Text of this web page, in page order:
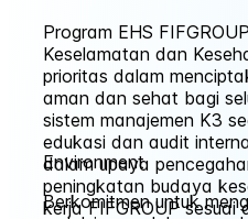
Program EHS
Keselamatan dan
prioritas dalam
aman dan sehat bagi
sistem manajemen K3
edukasi dan audit
dalam upaya
peningkatan budaya
kerja FIFGROUP sesuai
Environment
Berkomitmen untuk